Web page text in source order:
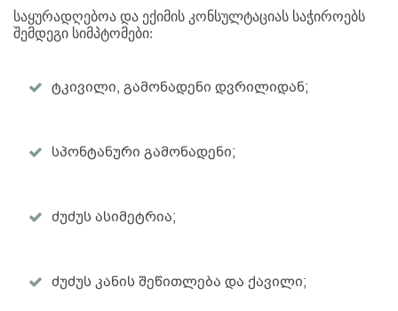
საყურადღებოა და ექიმის კონსულტაციას საჭიროებს
შემდეგი სიმპტომები:
ტკივილი, გამონადენი დვრილიდან;
სპონტანური გამონადენი;
ძუძუს ასიმეტრია;
ძუძუს კანის შეწითლება და ქავილი;